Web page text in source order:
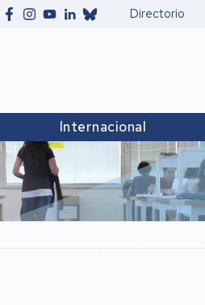
Directorio
Internacional